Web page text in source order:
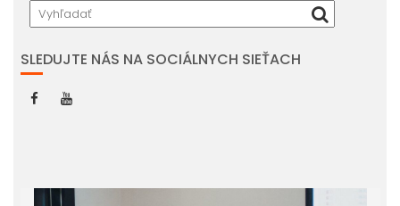
SLEDUJTE NÁS NA SOCIÁLNYCH SIEŤACH